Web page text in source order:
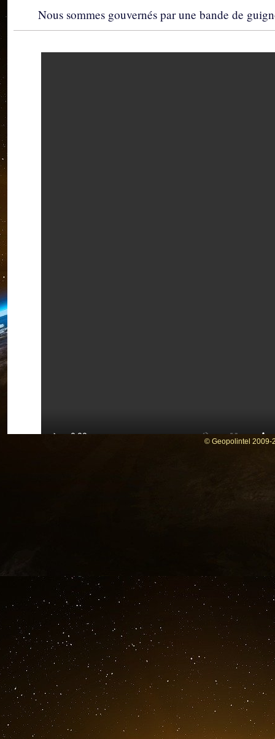
Nous sommes gouvernés par une bande de
enseignement : les économies d’énergies
fermeture des sites, par exemple une journée
C’est la ministre de la Transition
à l’Ademe et à l’IFPEB cette étude, pour
télétravail permet un bilan énergétique
plusieurs ministères
, pendant les cinq
cette étude que le ministère de la Transition
à Paris, aentièrement fermé, à titre
avec obligation pour tous ses agents de
Fermetures de site
© Geopolintel 2009-